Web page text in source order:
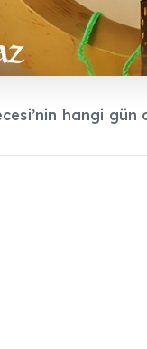
hangi